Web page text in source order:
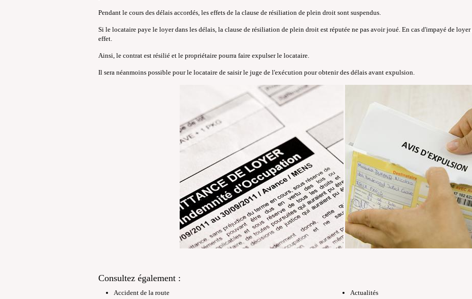
Pendant le cours des délais accordés, les effets de la clause de résiliation de plein droit sont suspendus.
Si le locataire paye le loyer dans les délais, la clause de résiliation de plein droit est réputée ne pas avoir joué. En cas d'impayé de
effet.
Ainsi, le contrat est résilié et le propriétaire pourra faire expulser le locataire.
Il sera néanmoins possible pour le locataire de saisir le juge de l'exécution pour obtenir des délais avant expulsion.
Consultez également :
Accident de la route Actualités